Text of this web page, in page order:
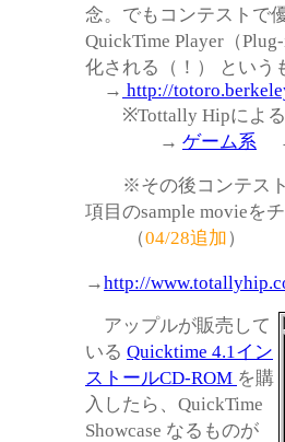
念。でもコンテストで
QuickTime Player（
化される（！） という
→ http://
※Tottally Hipによる
→ ゲーム系
※その後コンテスト
項目のsample movieを
（04/28追加 ）
→http://
アップルが販売して
いる Quicktime 4.1イン
ストールCD-ROM を購
入したら、QuickTime
Showcase なるものが